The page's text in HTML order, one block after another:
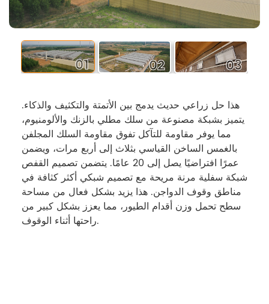
01 02 03
هذا حل زراعي حديث يدمج بين الأتمتة والتكثيف والذكاء.
يتميز بشبكة مصنوعة من سلك مطلي بالزنك والألومنيوم،
مما يوفر مقاومة للتآكل تفوق مقاومة السلك المجلفن
بالغمس الساخن القياسي بثلاث إلى أربع مرات، ويضمن
عمرًا افتراضيًا يصل إلى 20 عامًا. يتضمن تصميم القفص
شبكة سفلية مرنة مريحة مع تصميم شبكي أكثر كثافة في
مناطق وقوف الدواجن. هذا يزيد بشكل فعال من مساحة
سطح تحمل وزن أقدام الطيور، مما يعزز بشكل كبير من
راحتها أثناء الوقوف.